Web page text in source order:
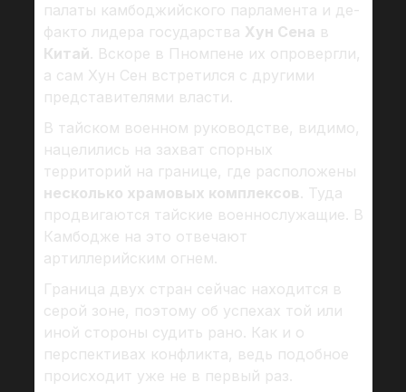
палаты камбоджийского парламента и де-
факто лидера государства Хун Сена в
Китай. Вскоре в Пномпене их опровергли,
а сам Хун Сен встретился с другими
представителями власти.
В тайском военном руководстве, видимо,
нацелились на захват спорных
территорий на границе, где расположены
несколько храмовых комплексов. Туда
продвигаются тайские военнослужащие. В
Камбодже на это отвечают
артиллерийским огнем.
Граница двух стран сейчас находится в
серой зоне, поэтому об успехах той или
иной стороны судить рано. Как и о
перспективах конфликта, ведь подобное
происходит уже не в первый раз.